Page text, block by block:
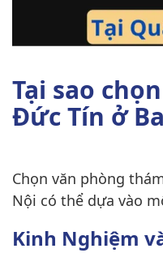
Tại sao
Đức Tín ở
Chọn văn phòng
Nội có thể dựa vào
Kinh Nghiệm